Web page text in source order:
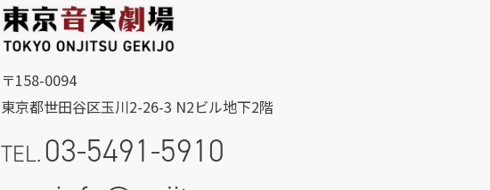
〒158-0094
東京都世田谷区玉川2-26-3 N2ビル地下2階
TEL.03-5491-5910